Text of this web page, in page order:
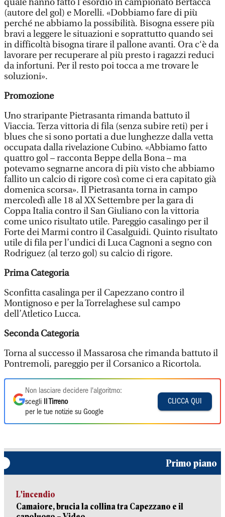
quale hanno fatto l’esordio in campionato Bertacca
(autore del gol) e Morelli. «Dobbiamo fare di più
perché ne abbiamo la possibilità. Bisogna essere più
bravi a leggere le situazioni e soprattutto quando sei
in difficoltà bisogna tirare il pallone avanti. Ora c‘è da
lavorare per recuperare al più presto i ragazzi reduci
da infortuni. Per il resto poi tocca a me trovare le
soluzioni».
Promozione
Uno straripante Pietrasanta rimanda battuto il
Viaccia. Terza vittoria di fila (senza subire reti) per i
blues che si sono portati a due lunghezze dalla vetta
occupata dalla rivelazione Cubino. «Abbiamo fatto
quattro gol – racconta Beppe della Bona – ma
potevamo segnarne ancora di più visto che abbiamo
fallito un calcio di rigore così come ci era capitato già
domenica scorsa». Il Pietrasanta torna in campo
mercoledì alle 18 al XX Settembre per la gara di
Coppa Italia contro il San Giuliano con la vittoria
come unico risultato utile. Pareggio casalingo per il
Forte dei Marmi contro il Casalguidi. Quinto risultato
utile di fila per l’undici di Luca Cagnoni a segno con
Rodriguez (al terzo gol) su calcio di rigore.
Prima Categoria
Sconfitta casalinga per il Capezzano contro il
Montignoso e per la Torrelaghese sul campo
dell’Atletico Lucca.
Seconda Categoria
Torna al successo il Massarosa che rimanda battuto il
Pontremoli, pareggio per il Corsanico a Ricortola.
Non lasciare decidere l'algoritmo:
scegli
Il Tirreno
per le tue notizie su Google
CLICCA QUI
Primo piano
L'incendio
Camaiore, brucia la collina tra Capezzano e il